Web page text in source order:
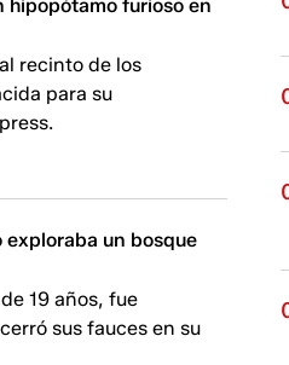
hipopótamo furioso en
recinto de los
para su
exploraba un bosque
19 años, fue
sus fauces en su